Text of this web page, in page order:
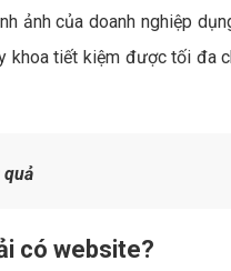
ảnh của doanh nghiệp
khoa tiết kiệm được tối đa
quả
có website?